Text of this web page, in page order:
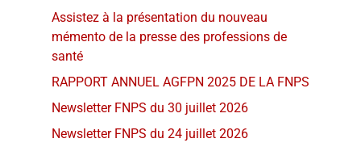
Assistez à la présentation du nouveau
mémento de la presse des professions de
santé
RAPPORT ANNUEL AGFPN 2025 DE LA FNPS
Newsletter FNPS du 30 juillet 2026
Newsletter FNPS du 24 juillet 2026